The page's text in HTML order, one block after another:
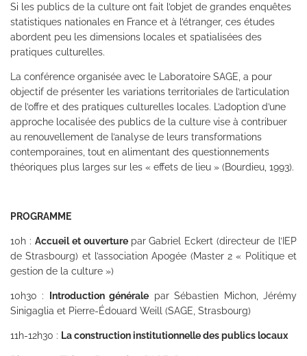
Si les publics de la culture ont fait l’objet de grandes enquêtes
statistiques nationales en France et à l’étranger, ces études
abordent peu les dimensions locales et spatialisées des
pratiques culturelles.
La conférence organisée avec le Laboratoire SAGE, a pour
objectif de présenter les variations territoriales de l’articulation
de l’offre et des pratiques culturelles locales. L’adoption d’une
approche localisée des publics de la culture vise à contribuer
au renouvellement de l’analyse de leurs transformations
contemporaines, tout en alimentant des questionnements
théoriques plus larges sur les « effets de lieu » (Bourdieu, 1993).
PROGRAMME
10h : Accueil et ouverture par Gabriel Eckert (directeur de l’IEP
de Strasbourg) et l’association Apogée (Master 2 « Politique et
gestion de la culture »)
10h30 : Introduction générale par Sébastien Michon, Jérémy
Sinigaglia et Pierre-Édouard Weill (SAGE, Strasbourg)
11h-12h30 : La construction institutionnelle des publics locaux